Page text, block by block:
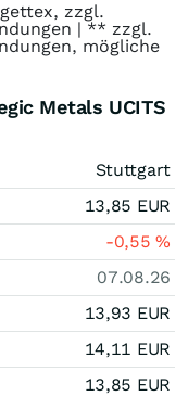
zzgl.
| ** zzgl.
mögliche
Metals UCITS
Stuttgart
13,85 EUR
-0,55%
07.08.26
13,93 EUR
14,11 EUR
13,85 EUR